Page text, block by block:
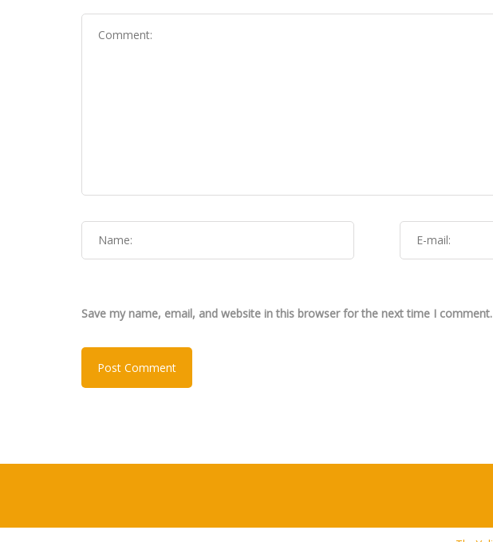
Save my name, email, and website in this browser for the next time I comment.